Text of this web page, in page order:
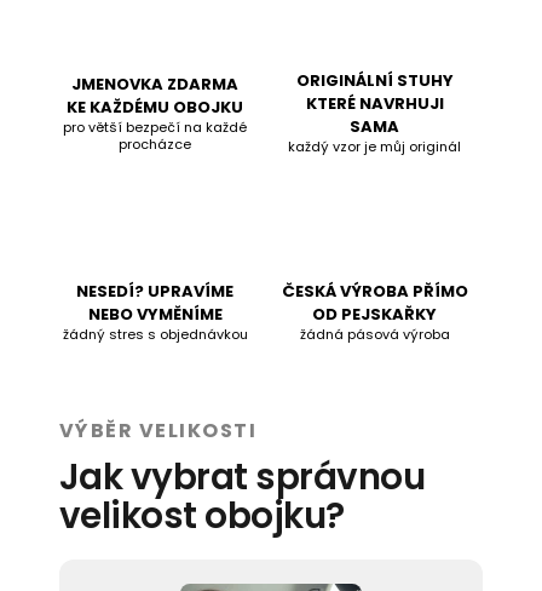
JMENOVKA ZDARMA
KE KAŽDÉMU OBOJKU
pro větší bezpečí na každé
procházce
ORIGINÁLNÍ STUHY
KTERÉ NAVRHUJI
SAMA
každý vzor je můj originál
NESEDÍ? UPRAVÍME
NEBO VYMĚNÍME
žádný stres s objednávkou
ČESKÁ VÝROBA PŘÍMO
OD PEJSKAŘKY
žádná pásová výroba
VÝBĚR VELIKOSTI
Jak vybrat správnou
velikost obojku?